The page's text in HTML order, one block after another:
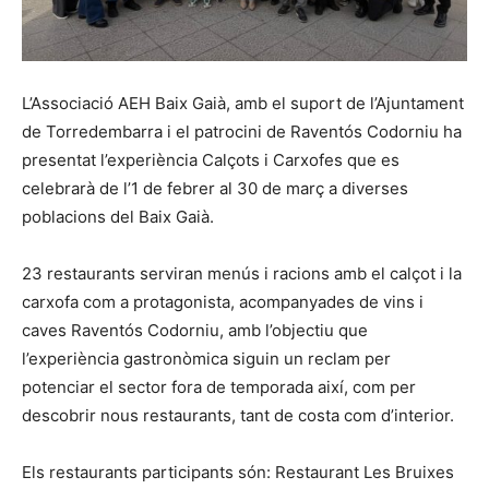
L’Associació AEH Baix Gaià, amb el suport de l’Ajuntament
de Torredembarra i el patrocini de Raventós Codorniu ha
presentat l’experiència Calçots i Carxofes que es
celebrarà de l’1 de febrer al 30 de març a diverses
poblacions del Baix Gaià.
23 restaurants serviran menús i racions amb el calçot i la
carxofa com a protagonista, acompanyades de vins i
caves Raventós Codorniu, amb l’objectiu que
l’experiència gastronòmica siguin un reclam per
potenciar el sector fora de temporada així, com per
descobrir nous restaurants, tant de costa com d’interior.
Els restaurants participants són: Restaurant Les Bruixes